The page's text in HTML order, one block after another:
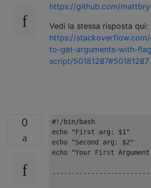
https://github.com/
Vedi la stessa risposta qui:
https://
to-get-arguments-with-
script/50181287#50181287
0
#!/bin/bash
echo
"First arg: $1"
echo
"Second arg: $2"
echo
"Your First Argument